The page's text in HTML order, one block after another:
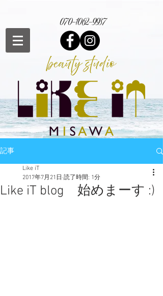
070-1062-9937
記事
Like iT blog 始めまーす :)
Like iT
2017年7月21日 読了時間: 1分